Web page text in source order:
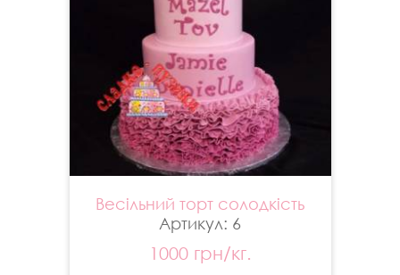
Весільний торт солодкість
Артикул: 6
1000 грн/кг.